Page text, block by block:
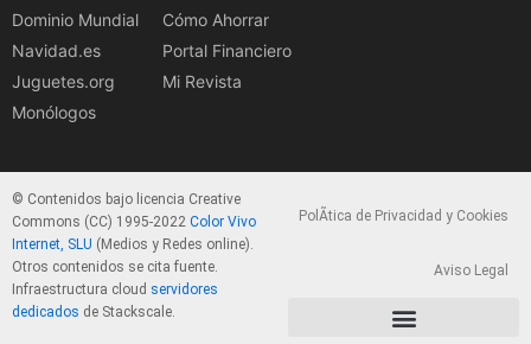
Dominio Mundial
Navidad.es
Juguetes.org
Monólogos
Cómo Ahorrar
Portal Financiero
Mi Revista
© Contenidos bajo licencia Creative
Commons (CC) 1995-2022 Color Vivo
Internet, SLU (Medios y Redes online).
Otros contenidos se cita fuente.
Infraestructura cloud servidores
dedicados de Stackscale.
PolÃ­tica de Privacidad y Cookies
Aviso Legal